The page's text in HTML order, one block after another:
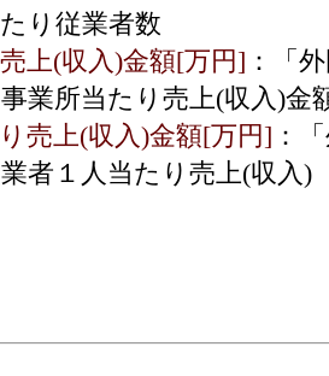
り従業者数
上(収入)金額[万円] ：「
業所当たり売上(収入)金
売上(収入)金額[万円] ：
者１人当たり売上(収入)